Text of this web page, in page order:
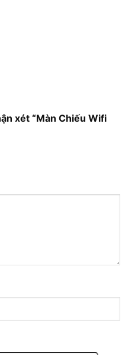
xét “Màn Chiếu Wifi